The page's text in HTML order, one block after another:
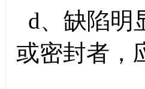
d、缺陷明
或密封者，